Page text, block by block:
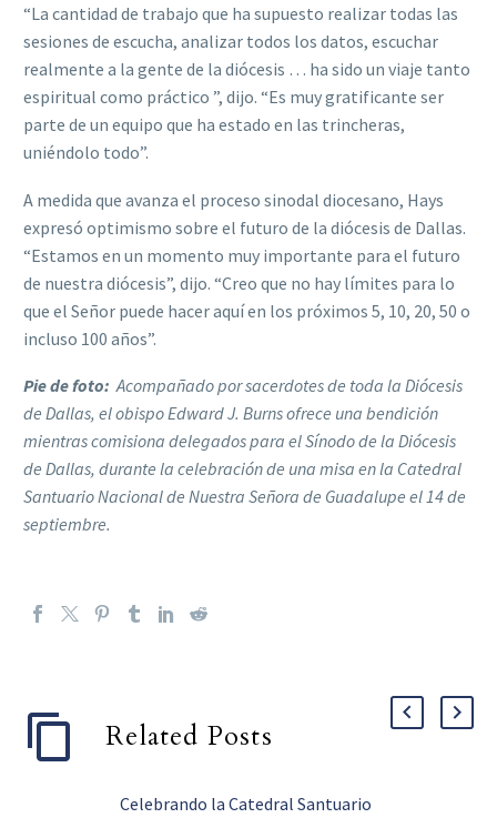
“La cantidad de trabajo que ha supuesto realizar todas las
sesiones de escucha, analizar todos los datos, escuchar
realmente a la gente de la diócesis … ha sido un viaje tanto
espiritual como práctico ”, dijo. “Es muy gratificante ser
parte de un equipo que ha estado en las trincheras,
uniéndolo todo”.
A medida que avanza el proceso sinodal diocesano, Hays
expresó optimismo sobre el futuro de la diócesis de Dallas.
“Estamos en un momento muy importante para el futuro
de nuestra diócesis”, dijo. “Creo que no hay límites para lo
que el Señor puede hacer aquí en los próximos 5, 10, 20, 50 o
incluso 100 años”.
Pie de foto: Acompañado por sacerdotes de toda la Diócesis
de Dallas, el obispo Edward J. Burns ofrece una bendición
mientras comisiona delegados para el Sínodo de la Diócesis
de Dallas, durante la celebración de una misa en la Catedral
Santuario Nacional de Nuestra Señora de Guadalupe el 14 de
septiembre.
Related Posts
Celebrando la Catedral Santuario